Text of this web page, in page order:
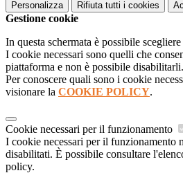
Personalizza Rifiuta tutti i cookies
Gestione cookie
In questa schermata è possibile
I cookie necessari sono quelli che
piattaforma e non è possibile disabilitarli.
Per conoscere quali sono i cookie
visionare la COOKIE POLICY.
Cookie necessari per il funzionamento
I cookie necessari per il funzionamento
disabilitati. È possibile consultare
policy.